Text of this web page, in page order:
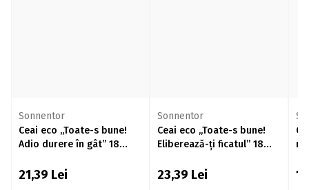
Sonnentor
Ceai eco „Toate-s bune!
Adio durere în gât” 18
21,39 Lei
Sonnentor
Ceai eco „Toate-s bune!
Eliberează-ți ficatul” 18
23,39 Lei